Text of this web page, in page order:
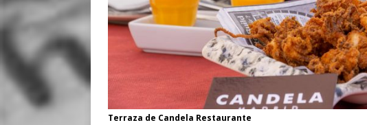
Terraza de Candela Restaurante